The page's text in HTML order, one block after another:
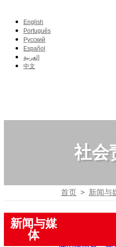
English
Português
Pусский
Español
العربية
中文
社会
首页 > 新闻与
新闻与媒
体